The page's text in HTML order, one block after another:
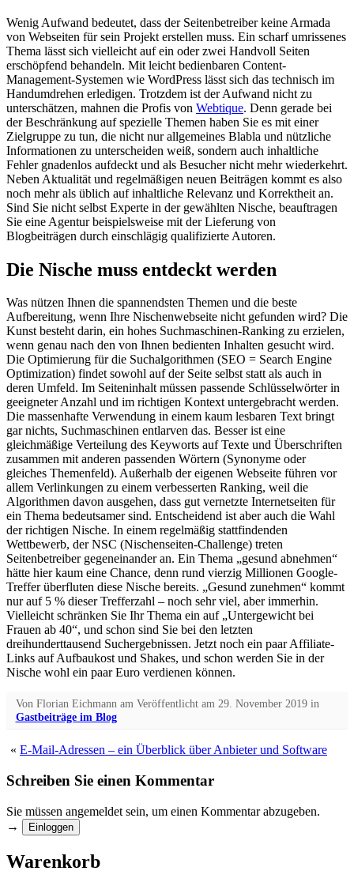
Wenig Aufwand bedeutet, dass der Seitenbetreiber keine Armada
von Webseiten für sein Projekt erstellen muss. Ein scharf umrissenes
Thema lässt sich vielleicht auf ein oder zwei Handvoll Seiten
erschöpfend behandeln. Mit leicht bedienbaren Content-
Management-Systemen wie WordPress lässt sich das technisch im
Handumdrehen erledigen. Trotzdem ist der Aufwand nicht zu
unterschätzen, mahnen die Profis von Webtique. Denn gerade bei
der Beschränkung auf spezielle Themen haben Sie es mit einer
Zielgruppe zu tun, die nicht nur allgemeines Blabla und nützliche
Informationen zu unterscheiden weiß, sondern auch inhaltliche
Fehler gnadenlos aufdeckt und als Besucher nicht mehr wiederkehrt.
Neben Aktualität und regelmäßigen neuen Beiträgen kommt es also
noch mehr als üblich auf inhaltliche Relevanz und Korrektheit an.
Sind Sie nicht selbst Experte in der gewählten Nische, beauftragen
Sie eine Agentur beispielsweise mit der Lieferung von
Blogbeiträgen durch einschlägig qualifizierte Autoren.
Die Nische muss entdeckt werden
Was nützen Ihnen die spannendsten Themen und die beste
Aufbereitung, wenn Ihre Nischenwebseite nicht gefunden wird? Die
Kunst besteht darin, ein hohes Suchmaschinen-Ranking zu erzielen,
wenn genau nach den von Ihnen bedienten Inhalten gesucht wird.
Die Optimierung für die Suchalgorithmen (SEO = Search Engine
Optimization) findet sowohl auf der Seite selbst statt als auch in
deren Umfeld. Im Seiteninhalt müssen passende Schlüsselwörter in
geeigneter Anzahl und im richtigen Kontext untergebracht werden.
Die massenhafte Verwendung in einem kaum lesbaren Text bringt
gar nichts, Suchmaschinen entlarven das. Besser ist eine
gleichmäßige Verteilung des Keyworts auf Texte und Überschriften
zusammen mit anderen passenden Wörtern (Synonyme oder
gleiches Themenfeld). Außerhalb der eigenen Webseite führen vor
allem Verlinkungen zu einem verbesserten Ranking, weil die
Algorithmen davon ausgehen, dass gut vernetzte Internetseiten für
ein Thema bedeutsamer sind. Entscheidend ist aber auch die Wahl
der richtigen Nische. In einem regelmäßig stattfindenden
Wettbewerb, der NSC (Nischenseiten-Challenge) treten
Seitenbetreiber gegeneinander an. Ein Thema „gesund abnehmen“
hätte hier kaum eine Chance, denn rund vierzig Millionen Google-
Treffer überfluten diese Nische bereits. „Gesund zunehmen“ kommt
nur auf 5 % dieser Trefferzahl – noch sehr viel, aber immerhin.
Vielleicht schränken Sie Ihr Thema ein auf „Untergewicht bei
Frauen ab 40“, und schon sind Sie bei den letzten
dreihunderttausend Suchergebnissen. Jetzt noch ein paar Affiliate-
Links auf Aufbaukost und Shakes, und schon werden Sie in der
Nische wohl ein paar Euro verdienen können.
Von Florian Eichmann am Veröffentlicht am 29. November 2019in
Gastbeiträge im Blog
« E-Mail-Adressen – ein Überblick über Anbieter und Software
Schreiben Sie einen Kommentar
Sie müssen angemeldet sein, um einen Kommentar abzugeben.
→
Einloggen
Warenkorb